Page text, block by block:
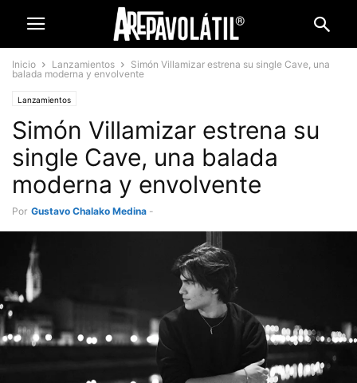
Inicio Lanzamientos
Simón Villamizar estrena su single Cave, una
balada moderna y envolvente
Lanzamientos
Simón Villamizar estrena su
single Cave, una balada
moderna y envolvente
Por Gustavo Chalako Medina -